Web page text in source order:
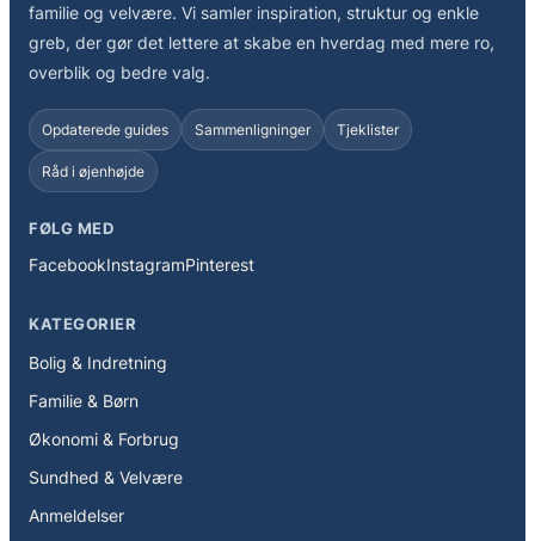
familie og velvære. Vi samler inspiration, struktur og enkle
greb, der gør det lettere at skabe en hverdag med mere ro,
overblik og bedre valg.
Opdaterede guides Sammenligninger Tjeklister
Råd i øjenhøjde
FØLG MED
FacebookInstagramPinterest
KATEGORIER
Bolig & Indretning
Familie & Børn
Økonomi & Forbrug
Sundhed & Velvære
Anmeldelser